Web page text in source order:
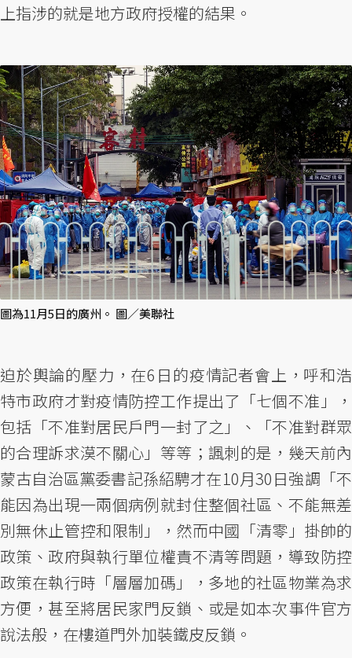
上指涉的就是地方政府授權的結果。
圖為11月5日的廣州。 圖／美聯社
迫於輿論的壓力，在6日的疫情記者會上，呼和浩
特市政府才對疫情防控工作提出了「七個不准」，
包括「不准對居民戶門一封了之」、「不准對群眾
的合理訴求漠不關心」等等；諷刺的是，幾天前內
蒙古自治區黨委書記孫紹騁才在10月30日強調「不
能因為出現一兩個病例就封住整個社區、不能無差
別無休止管控和限制」，然而中國「清零」掛帥的
政策、政府與執行單位權責不清等問題，導致防控
政策在執行時「層層加碼」，多地的社區物業為求
方便，甚至將居民家門反鎖、或是如本次事件官方
說法般，在樓道門外加裝鐵皮反鎖。